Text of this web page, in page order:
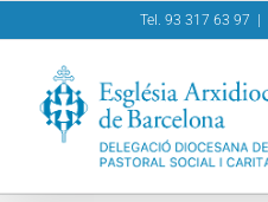
to
Tel. 93 317 63 97